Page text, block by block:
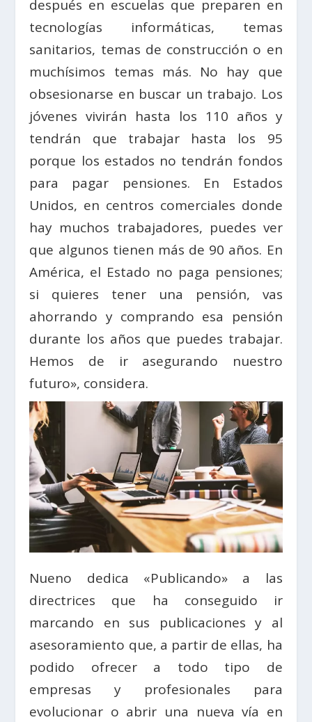
después en escuelas que preparen en
tecnologías informáticas, temas
sanitarios, temas de construcción o en
muchísimos temas más. No hay que
obsesionarse en buscar un trabajo. Los
jóvenes vivirán hasta los 110 años y
tendrán que trabajar hasta los 95
porque los estados no tendrán fondos
para pagar pensiones. En Estados
Unidos, en centros comerciales donde
hay muchos trabajadores, puedes ver
que algunos tienen más de 90 años. En
América, el Estado no paga pensiones;
si quieres tener una pensión, vas
ahorrando y comprando esa pensión
durante los años que puedes trabajar.
Hemos de ir asegurando nuestro
futuro», considera.
Nueno dedica «Publicando» a las
directrices que ha conseguido ir
marcando en sus publicaciones y al
asesoramiento que, a partir de ellas, ha
podido ofrecer a todo tipo de
empresas y profesionales para
evolucionar o abrir una nueva vía en